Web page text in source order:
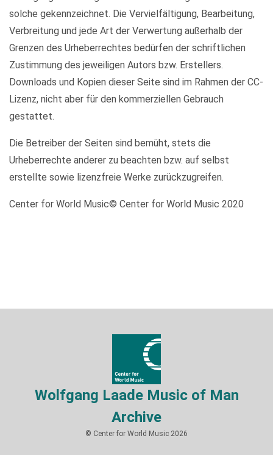
solche gekennzeichnet. Die Vervielfältigung, Bearbeitung,
Verbreitung und jede Art der Verwertung außerhalb der
Grenzen des Urheberrechtes bedürfen der schriftlichen
Zustimmung des jeweiligen Autors bzw. Erstellers.
Downloads und Kopien dieser Seite sind im Rahmen der CC-
Lizenz, nicht aber für den kommerziellen Gebrauch
gestattet.
Die Betreiber der Seiten sind bemüht, stets die
Urheberrechte anderer zu beachten bzw. auf selbst
erstellte sowie lizenzfreie Werke zurückzugreifen.
Center for World Music© Center for World Music 2020
Wolfgang Laade Music of Man
Archive
© Center for World Music 2026